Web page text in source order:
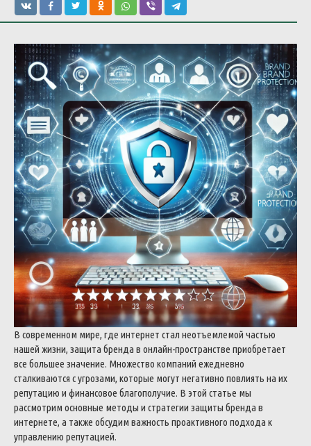
В современном мире, где интернет стал неотъемлемой частью
нашей жизни, защита бренда в онлайн-пространстве приобретает
все большее значение. Множество компаний ежедневно
сталкиваются с угрозами, которые могут негативно повлиять на их
репутацию и финансовое благополучие. В этой статье мы
рассмотрим основные методы и стратегии защиты бренда в
интернете, а также обсудим важность проактивного подхода к
управлению репутацией.